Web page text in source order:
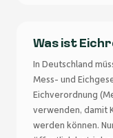
Was ist
In Deutschland
Mess- und
Eichverordnung
verwenden, damit
werden können.